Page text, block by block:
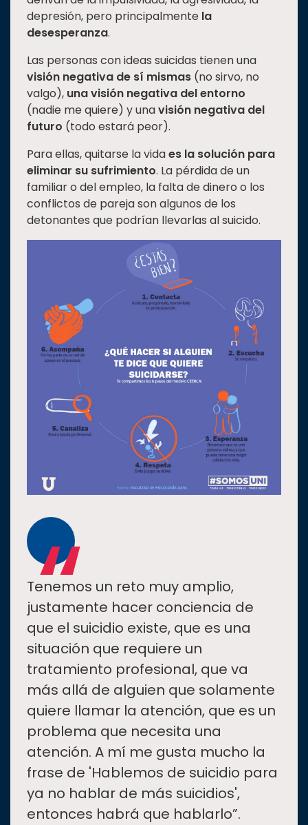
depresión, pero principalmente la
desesperanza.
Las personas con ideas suicidas tienen una
visión negativa de sí mismas (no sirvo, no
valgo), una visión negativa del entorno
(nadie me quiere) y unavisión negativa del
futuro (todo estará peor).
Para ellas, quitarse la vidaes la solución para
eliminar su sufrimiento. La pérdida de un
familiar o del empleo, la falta de dinero o los
conflictos de pareja son algunos de los
detonantes que podrían llevarlas al suicido.
“
Tenemos un reto muy amplio,
justamente hacer conciencia de
que el suicidio existe, que es una
situación que requiere un
tratamiento profesional, que va
más allá de alguien que solamente
quiere llamar la atención, que es un
problema que necesita una
atención. A mí me gusta mucho la
frase de 'Hablemos de suicidio para
ya no hablar de más suicidios',
entonces habrá que hablarlo”.